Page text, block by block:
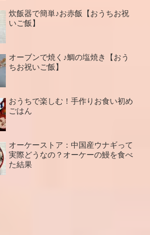
炊飯器で簡単♪お赤飯【おうちお祝
いご飯】
オーブンで焼く♪鯛の塩焼き【おう
ちお祝いご飯】
おうちで楽しむ！手作りお食い初め
ごはん
オーケーストア：中国産ウナギって
実際どうなの？オーケーの鰻を食べ
た結果